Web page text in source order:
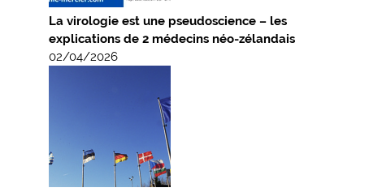
La virologie est une pseudoscience – les
explications de 2 médecins néo-zélandais
02/04/2026